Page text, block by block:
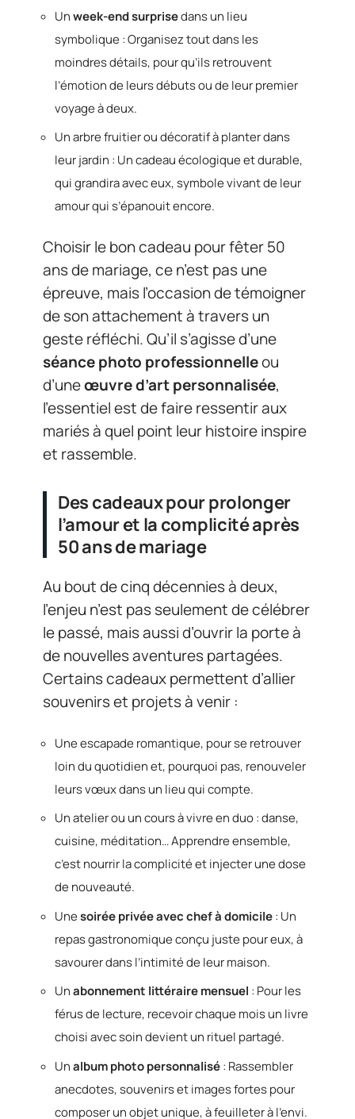
Unweek-end surprisedans un lieu
symbolique : Organisez tout dans les
moindres détails, pour qu’ils retrouvent
l’émotion de leurs débuts ou de leur premier
voyage à deux.
Un arbre fruitier ou décoratif à planter dans
leur jardin : Un cadeau écologique et durable,
qui grandira avec eux, symbole vivant de leur
amour qui s’épanouit encore.
Choisir le bon cadeau pour fêter 50
ans de mariage, ce n’est pas une
épreuve, mais l’occasion de témoigner
de son attachement à travers un
geste réfléchi. Qu’il s’agisse d’une
séance photo professionnelleou
d’uneœuvre d’art personnalisée,
l’essentiel est de faire ressentir aux
mariés à quel point leur histoire inspire
et rassemble.
Des cadeaux pour prolonger
l’amour et la complicité après
50 ans de mariage
Au bout de cinq décennies à deux,
l’enjeu n’est pas seulement de célébrer
le passé, mais aussi d’ouvrir la porte à
de nouvelles aventures partagées.
Certains cadeaux permettent d’allier
souvenirs et projets à venir :
Une escapade romantique, pour se retrouver
loin du quotidien et, pourquoi pas, renouveler
leurs vœux dans un lieu qui compte.
Un atelier ou un cours à vivre en duo : danse,
cuisine, méditation… Apprendre ensemble,
c’est nourrir la complicité et injecter une dose
de nouveauté.
Unesoirée privée avec chef à domicile: Un
repas gastronomique conçu juste pour eux, à
savourer dans l’intimité de leur maison.
Unabonnement littéraire mensuel : Pour les
férus de lecture, recevoir chaque mois un livre
choisi avec soin devient un rituel partagé.
Unalbum photo personnalisé: Rassembler
anecdotes, souvenirs et images fortes pour
composer un objet unique, à feuilleter à l’envi.